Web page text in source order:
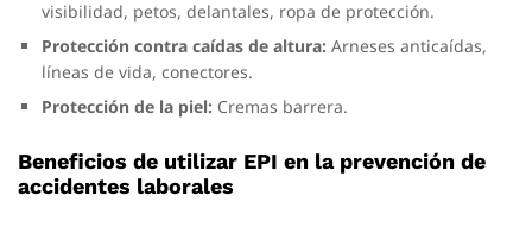
visibilidad, petos, delantales, ropa de protección.
Protección contra caídas de altura: Arneses anticaídas,
líneas de vida, conectores.
Protección de la piel: Cremas barrera.
Beneficios de utilizar EPI en la prevención de
accidentes laborales